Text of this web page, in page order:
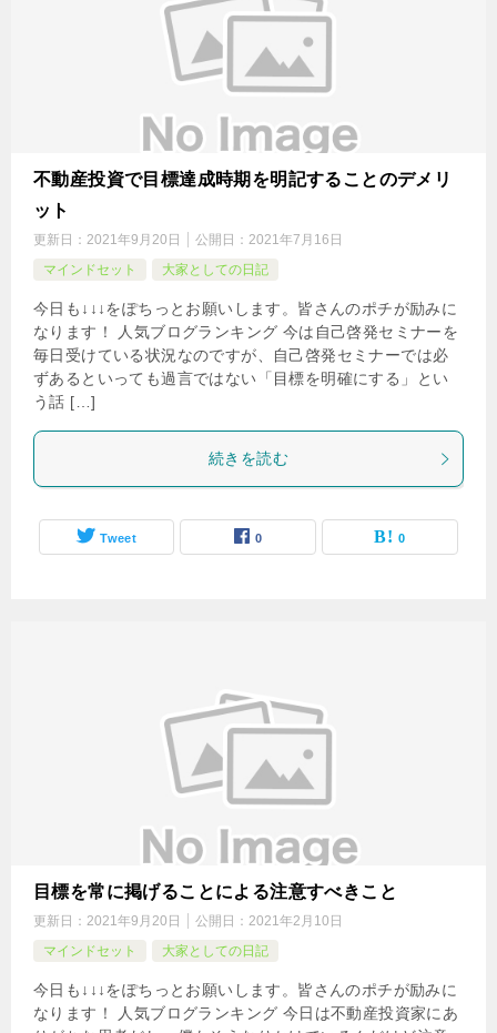
不動産投資で目標達成時期を明記することのデメリ
ット
更新日： 2021年9月20日 公開日： 2021年7月16日
マインドセット
大家としての日記
今日も↓↓↓をぽちっとお願いします。皆さんのポチが励みに
なります！ 人気ブログランキング 今は自己啓発セミナーを
毎日受けている状況なのですが、自己啓発セミナーでは必
ずあるといっても過言ではない「目標を明確にする」とい
う話 […]
続きを読む
Tweet 0 0
目標を常に掲げることによる注意すべきこと
更新日： 2021年9月20日 公開日： 2021年2月10日
マインドセット
大家としての日記
今日も↓↓↓をぽちっとお願いします。皆さんのポチが励みに
なります！ 人気ブログランキング 今日は不動産投資家にあ